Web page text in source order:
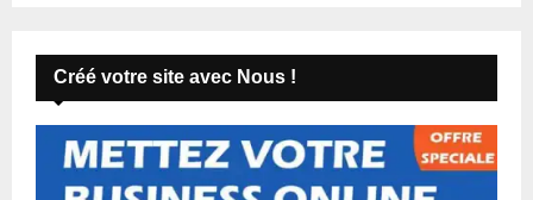
Créé votre site avec Nous !